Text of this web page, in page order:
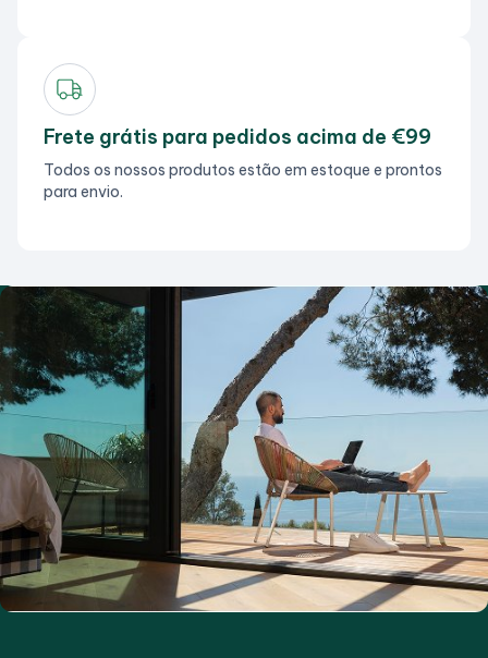
Frete grátis para pedidos acima de €99
Todos os nossos produtos estão em estoque e prontos
para envio.